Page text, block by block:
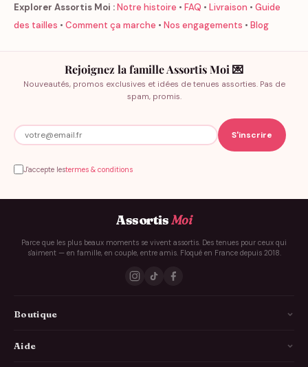
Explorer Assortis Moi :Notre histoire • FAQ • Livraison • Guide
des tailles • Comment ça marche • Nos engagements • Blog
Rejoignez la famille Assortis Moi 💌
Nouveautés, promos exclusives et idées de tenues assorties. Pas de
spam, promis.
J'accepte lestermes & conditions
AssortisMoi
Parce que les plus beaux moments se vivent assortis. Des tenues pour ceux qui
s'aiment — en famille, en couple, entre amis. Floqué en France depuis 2018.
Boutique
Aide